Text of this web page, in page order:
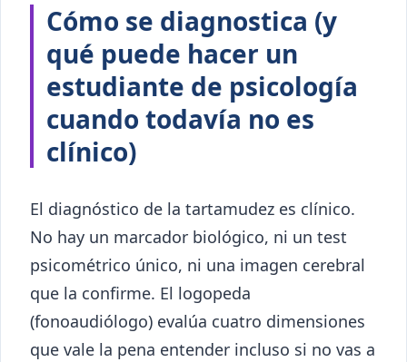
Cómo se diagnostica (y
qué puede hacer un
estudiante de psicología
cuando todavía no es
clínico)
El diagnóstico de la tartamudez es clínico.
No hay un marcador biológico, ni un test
psicométrico único, ni una imagen cerebral
que la confirme. El logopeda
(fonoaudiólogo) evalúa cuatro dimensiones
que vale la pena entender incluso si no vas a